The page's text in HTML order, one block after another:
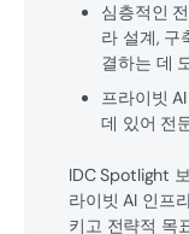
심층적인
라 설계, 구
결하는 데
프라이빗
데 있어 전
IDC Spotlight
라이빗 AI 인프
키고 전략적 목